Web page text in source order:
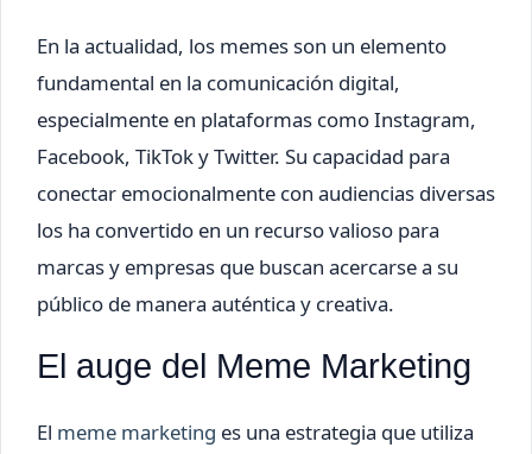
En la actualidad, los memes son un elemento
fundamental en la comunicación digital,
especialmente en plataformas como Instagram,
Facebook, TikTok y Twitter. Su capacidad para
conectar emocionalmente con audiencias diversas
los ha convertido en un recurso valioso para
marcas y empresas que buscan acercarse a su
público de manera auténtica y creativa.
El auge del Meme Marketing
El meme marketing es una estrategia que utiliza